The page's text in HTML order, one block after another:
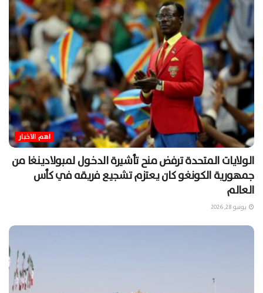
اهم الاخبار
الولايات المتحدة ترفض منح تأشيرة الدخول لمبولادينغا من
جمهورية الكونغو كان يعتزم تشجيع فريقه في كأس
العالم
يونيو 28, 2026